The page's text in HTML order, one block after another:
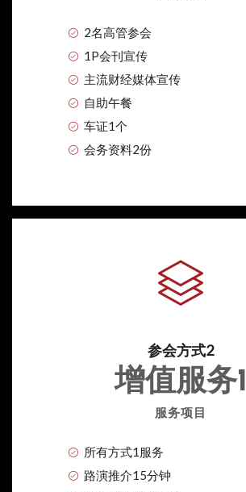
2名高管参会
1P会刊宣传
主流财经媒体宣传
自助午餐
车证1个
会务资料2份
参会方式2
增值服务1
服务项目
所有方式1服务
路演推介15分钟